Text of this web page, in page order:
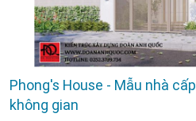
Phong's House - Mẫu nhà
không gian